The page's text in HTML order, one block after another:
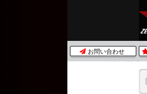
お問い合わせ
ホーム 車両問い合わせ